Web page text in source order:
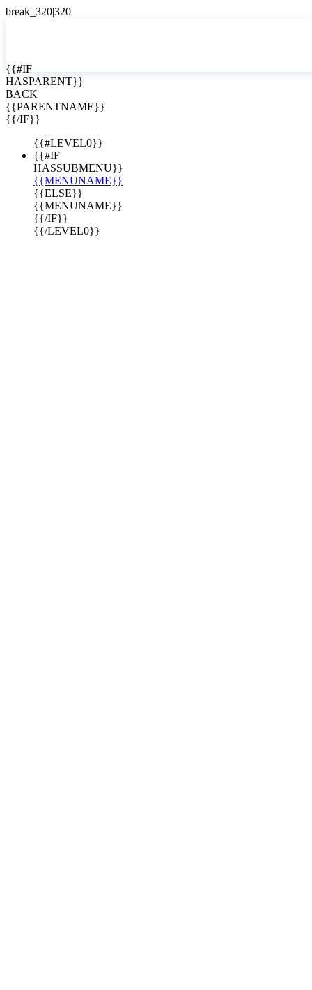

EN
ES
{{#IF
HASPARENT}}
BACK
{{PARENTNAME}}
{{/IF}}
{{#LEVEL0}}
{{#IF
HASSUBMENU}}
{{MENUNAME}}
{{ELSE}}
{{MENUNAME}}
{{/IF}}
{{/LEVEL0}}